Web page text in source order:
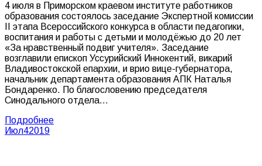
4 июля в Приморском краевом институте работников
образования состоялось заседание Экспертной комиссии
II этапа Всероссийского конкурса в области педагогики,
воспитания и работы с детьми и молодёжью до 20 лет
«За нравственный подвиг учителя». Заседание
возглавили епископ Уссурийский Иннокентий, викарий
Владивостокской епархии, и врио вице-губернатора,
начальник департамента образования АПК Наталья
Бондаренко. По благословению председателя
Синодального отдела…
Подробнее
Июл42019